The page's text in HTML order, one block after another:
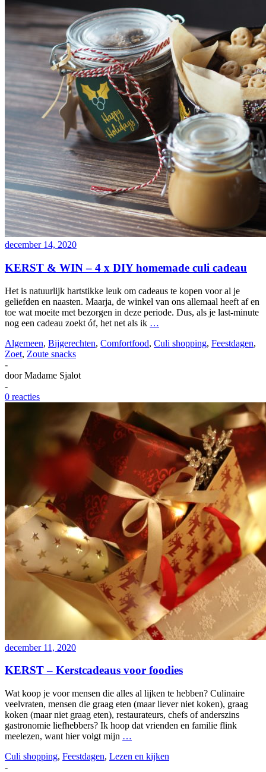
december 14, 2020
KERST & WIN – 4 x DIY homemade culi cadeau
Het is natuurlijk hartstikke leuk om cadeaus te kopen voor al je
geliefden en naasten. Maarja, de winkel van ons allemaal heeft af en
toe wat moeite met bezorgen in deze periode. Dus, als je last-minute
nog een cadeau zoekt óf, het net als ik …
Algemeen, Bijgerechten, Comfortfood, Culi shopping, Feestdagen,
Zoet, Zoute snacks
-
doorMadame Sjalot
-
0 reacties
december 11, 2020
KERST – Kerstcadeaus voor foodies
Wat koop je voor mensen die alles al lijken te hebben? Culinaire
veelvraten, mensen die graag eten (maar liever niet koken), graag
koken (maar niet graag eten), restaurateurs, chefs of anderszins
gastronomie liefhebbers? Ik hoop dat vrienden en familie flink
meelezen, want hier volgt mijn …
Culi shopping, Feestdagen, Lezen en kijken
-